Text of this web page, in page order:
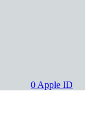
0 Apple ID